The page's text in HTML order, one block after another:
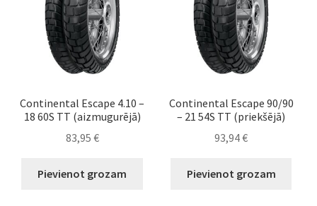
Continental Escape 4.10 –
18 60S TT (aizmugurējā)
83,95 €
Pievienot grozam
Continental Escape 90/90
– 21 54S TT (priekšējā)
93,94€
Pievienot grozam